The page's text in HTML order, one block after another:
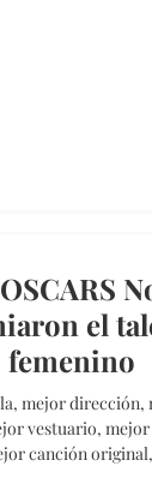
el
femenino
mejor dirección,
vestuario,
canción